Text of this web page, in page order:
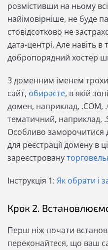
розмістивши на ньому
найімовірніше, не буде
стовідсотково не
дата-центрі. Але навіть в
добропорядний хостер
З доменним іменем
сайт, обираєте, в якій
домен, наприклад, .COM,
тематичний, наприклад,
Особливо заморочитися
для реєстрації домену в
зареєстровану
Інструкція 1: Як обрати і
Крок 2.
Перш ніж почати
переконайтеся, що ваш